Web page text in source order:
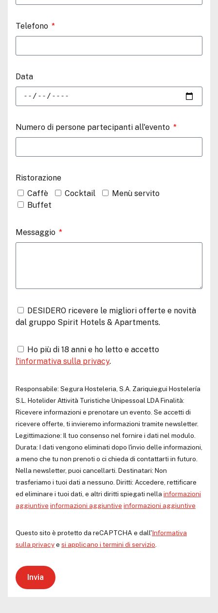
Telefono
Data
Numero di persone partecipanti all'evento
Ristorazione
Caffè
Cocktail
Menù servito
Buffet
Messaggio
DESIDERO ricevere le migliori offerte e novità
dal gruppo Spirit Hotels & Apartments.
Ho più di 18 anni e ho letto e accetto
l'informativa sulla privacy.
Responsabile: Segura Hosteleria, S.A. Zariquiegui Hostelería
S.L.
Hotelider Attività Turistiche Unipessoal LDAFinalità:
Ricevere informazioni e prenotare un evento. Se accetti di
ricevere offerte, ti invieremo informazioni tramite newsletter.
Legittimazione: Il tuo consenso nel fornire i dati nel modulo.
Durata: I dati vengono eliminati dopo l'invio delle informazioni,
a meno che tu non prenoti o ci chieda di contattarti in futuro.
Nella newsletter, puoi cancellarti. Destinatari: Non
trasferiamo i tuoi dati a nessuno. Diritti: Accedere, rettificare
ed eliminare i tuoi dati, e altri diritti spiegati nella informazioni
aggiuntive informazioni aggiuntive informazioni aggiuntive
Questo sito è protetto da reCAPTCHA e dall'Informativa
sulla privacye si applicano i termini di servizio
Invia